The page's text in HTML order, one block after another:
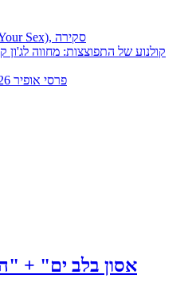
״בוסית בהפרעה״ (I Want Your Sex), סקירה
קולנוע של התפוצצות: מחווה
פרסי אופיר 2026: המועמדים והמועמדות